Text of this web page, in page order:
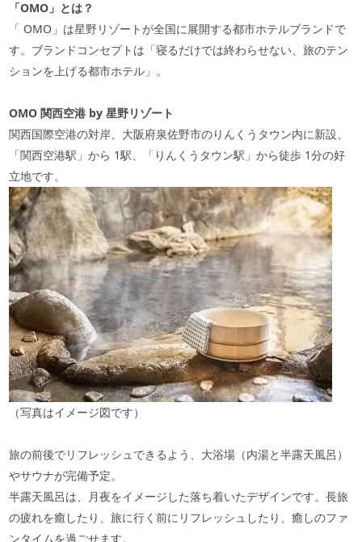
「OMO 」とは？
「 OMO 」は星野リゾートが全国に展開する都市ホテルブランドで
す。ブランドコンセプトは「寝るだけでは終わらせない、旅のテン
ションを上げる都市ホテル」。
OMO 関西空港 by 星野リゾート
関西国際空港の対岸、大阪府泉佐野市のりんくうタウン内に新設、
「関西空港駅」から 1駅、「りんくうタウン駅」から徒歩 1分の好
立地です。
（写真はイメージ図です）
旅の前後でリフレッシュできるよう、大浴場（内湯と半露天風呂）
やサウナが完備予定。
半露天風呂は、月夜をイメージした落ち着いたデザインです。長旅
の疲れを癒したり、旅に行く前にリフレッシュしたり、癒しのファ
ンタイムを過ごせます。